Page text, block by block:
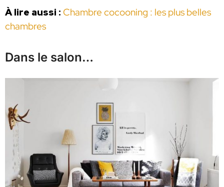
À lire aussi : Chambre cocooning : les plus belles
chambres
Dans le salon…